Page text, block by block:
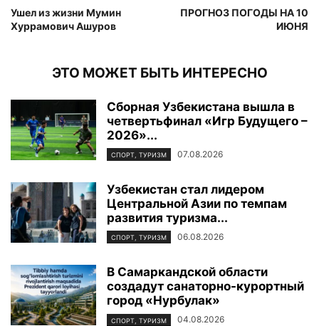
Ушел из жизни Мумин
Хуррамович Ашуров
ПРОГНОЗ ПОГОДЫ НА 10
ИЮНЯ
ЭТО МОЖЕТ БЫТЬ ИНТЕРЕСНО
Сборная Узбекистана вышла в
четвертьфинал «Игр Будущего –
2026»...
СПОРТ, ТУРИЗМ 07.08.2026
Узбекистан стал лидером
Центральной Азии по темпам
развития туризма...
СПОРТ, ТУРИЗМ 06.08.2026
В Самаркандской области
создадут санаторно-курортный
город «Нурбулак»
СПОРТ, ТУРИЗМ 04.08.2026